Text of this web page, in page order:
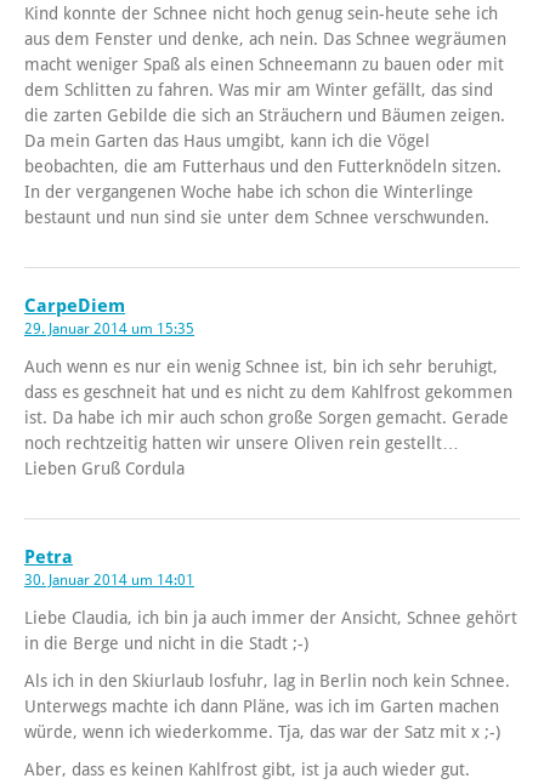
Kind konnte der Schnee nicht hoch genug sein-heute sehe ich
aus dem Fenster und denke, ach nein. Das Schnee wegräumen
macht weniger Spaß als einen Schneemann zu bauen oder mit
dem Schlitten zu fahren. Was mir am Winter gefällt, das sind
die zarten Gebilde die sich an Sträuchern und Bäumen zeigen.
Da mein Garten das Haus umgibt, kann ich die Vögel
beobachten, die am Futterhaus und den Futterknödeln sitzen.
In der vergangenen Woche habe ich schon die Winterlinge
bestaunt und nun sind sie unter dem Schnee verschwunden.
CarpeDiem
29. Januar 2014 um 15:35
Auch wenn es nur ein wenig Schnee ist, bin ich sehr beruhigt,
dass es geschneit hat und es nicht zu dem Kahlfrost gekommen
ist. Da habe ich mir auch schon große Sorgen gemacht. Gerade
noch rechtzeitig hatten wir unsere Oliven rein gestellt…
Lieben Gruß Cordula
Petra
30. Januar 2014 um 14:01
Liebe Claudia, ich bin ja auch immer der Ansicht, Schnee gehört
in die Berge und nicht in die Stadt ;-)
Als ich in den Skiurlaub losfuhr, lag in Berlin noch kein Schnee.
Unterwegs machte ich dann Pläne, was ich im Garten machen
würde, wenn ich wiederkomme. Tja, das war der Satz mit x ;-)
Aber, dass es keinen Kahlfrost gibt, ist ja auch wieder gut.